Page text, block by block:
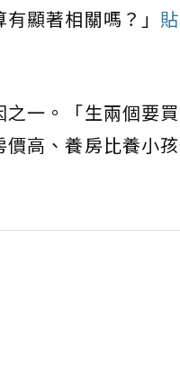
顯著相關嗎？」
一。「生兩個要買
價高、養房比養小